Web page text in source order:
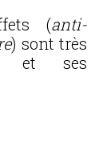
(anti-
) sont très
et ses